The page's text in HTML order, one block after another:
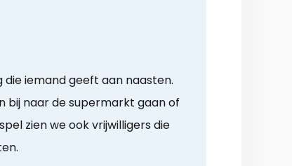
iemand geeft aan naasten.
bij naar de supermarkt gaan of
zien we ook vrijwilligers die